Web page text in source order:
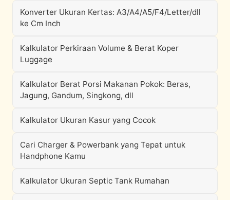
Konverter Ukuran Kertas: A3/A4/A5/F4/Letter/dll
ke Cm Inch
Kalkulator Perkiraan Volume & Berat Koper
Luggage
Kalkulator Berat Porsi Makanan Pokok: Beras,
Jagung, Gandum, Singkong, dll
Kalkulator Ukuran Kasur yang Cocok
Cari Charger & Powerbank yang Tepat untuk
Handphone Kamu
Kalkulator Ukuran Septic Tank Rumahan